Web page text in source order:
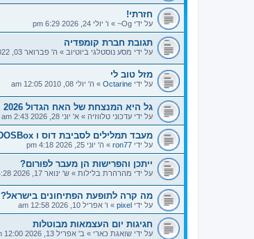
חזרתי!
על ידי Og~
» ו' יולי 24, 2026 6:29 pm
תגובת חברת קומפדיה
על ידי מסע נוסטלגי ביוטיוב » ה' פברואר 03, 2022 4:06 pm
מזל טוב לי
על ידי Octarine
» ה' יולי 08, 2010 12:05 am
גל היא המנצחת של האח הגדול 2026
על ידי עדכוני טלווזיה » א' יוני 28, 2026 2:43 am
מעבד תמלילים לסביבת דוס ו DOSBox בשם OPENQT
על ידי ron77
» ה' יוני 25, 2026 4:18 pm
ייתכן והפרישות הן מעבר לפורום?
על ידי מהרהרת בלילות » ש' ינואר 17, 2026 4:28 pm
מה קרה לתופעת הפתיחונים בישראל?
על ידי pixel
» ו' אפריל 10, 2026 12:58 am
חגיגות יום העצמאות מבוטלות
על ידי שואגת כארי » ב' אפריל 13, 2026 12:00 am